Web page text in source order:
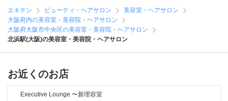
エキテン ビューティ・ヘアサロン
美容室・ヘアサロン
大阪府内の美容室・美容院・ヘアサロン
大阪府大阪市中央区の美容室・美容院・ヘアサロン
北浜駅(大阪)の美容室・美容院・ヘアサロン
お近くのお店
Executive Lounge 〜新理容室